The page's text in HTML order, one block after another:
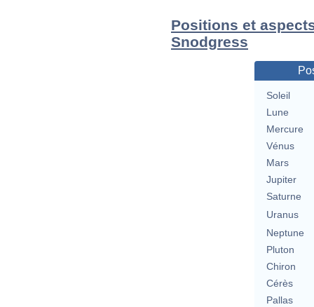
Positions et
Snodgress
Soleil
Lune
Mercure
Vénus
Mars
Jupiter
Saturne
Uranus
Neptune
Pluton
Chiron
Cérès
Pallas